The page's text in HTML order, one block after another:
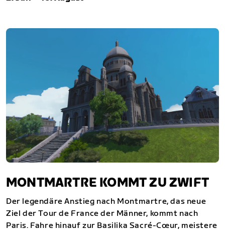
MONTMARTRE KOMMT ZU ZWIFT
Der legendäre Anstieg nach Montmartre, das neue
Ziel der Tour de France der Männer, kommt nach
Paris. Fahre hinauf zur Basilika Sacré-Cœur, meistere